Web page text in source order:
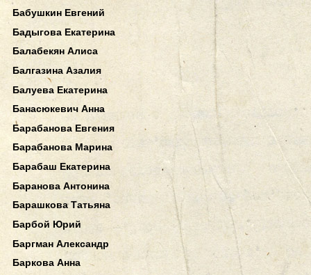
Бабушкин Евгений
Бадыгова Екатерина
Балабекян Алиса
Балгазина Азалия
Балуева Екатерина
Банасюкевич Анна
Барабанова Евгения
Барабанова Марина
Барабаш Екатерина
Баранова Антонина
Барашкова Татьяна
Барбой Юрий
Баргман Александр
Баркова Анна